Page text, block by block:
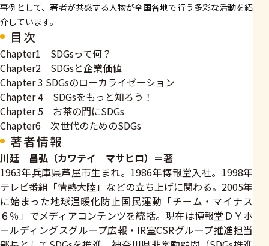
事例として、著者が共感する人物が全国各地で行う多彩な活動を紹
介しています。
目次
Chapter1 SDGsって何？
Chapter2 SDGsと企業価値
Chapter 3 SDGsのローカライゼーション
Chapter 4 SDGsをもっと知ろう！
Chapter 5 お茶の間にSDGs
Chapter6 次世代のためのSDGs
著者情報
川廷 昌弘（カワテイ マサヒロ）＝著
1963年兵庫県芦屋市生まれ。1986年博報堂入社。1998年
テレビ番組「情熱大陸」などの立ち上げに関わる。2005年
に始まった地球温暖化防止国民運動「チーム・マイナス
６％」でメディアコンテンツを統括。現在は博報堂ＤＹホ
ールディングスグループ広報・IR室CSRグループ推進担当